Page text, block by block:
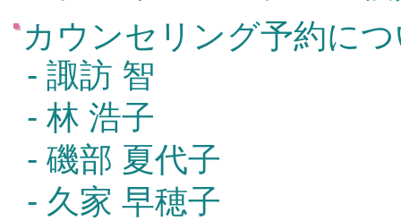
カウンセリング予約に
- 諏訪 智
- 林 浩子
- 磯部 夏代子
- 久家 早穂子